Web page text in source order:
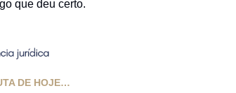
que deu certo.
DE HOJE…